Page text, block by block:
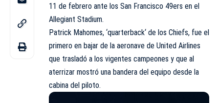
11 de febrero ante los San Francisco 49ers en el
Allegiant Stadium.
Patrick Mahomes, ‘quarterback‘ de los Chiefs, fue el
primero en bajar de la aeronave de United Airlines
que trasladó a los vigentes campeones y que al
aterrizar mostró una bandera del equipo desde la
cabina del piloto.